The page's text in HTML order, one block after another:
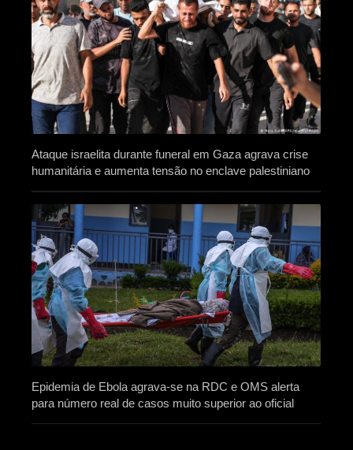
Ataque israelita durante funeral em Gaza agrava crise
humanitária e aumenta tensão no enclave palestiniano
Epidemia de Ebola agrava-se na RDC e OMS alerta
para número real de casos muito superior ao oficial